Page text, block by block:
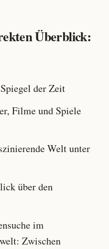
Überblick:
der Zeit
Filme und Spiele
Welt unter
über den
im
Zwischen